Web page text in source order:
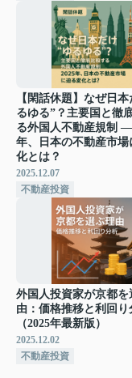
【閑話休題】なぜ日
るゆる”？主要国と徹
る外国人不動産規制 ―
年、日本の不動産市場
化とは？
2025.12.07
不動産投資
外国人投資家が京都を
由：価格推移と利回り
（2025年最新版）
2025.12.02
不動産投資